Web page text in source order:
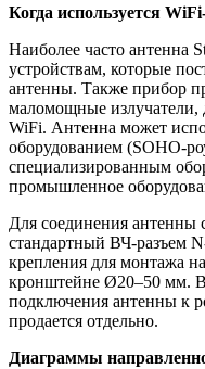
Когда используется
Наиболее часто антенна
устройствам, которые
антенны. Также прибор
маломощные излучатели,
WiFi. Антенна может
оборудованием (SOHO-
специализированным
промышленное
Для соединения антенны
стандартный ВЧ-разъем
крепления для монтажа
кронштейне Ø20–50 мм.
подключения антенны к
продается отдельно.
Диаграммы